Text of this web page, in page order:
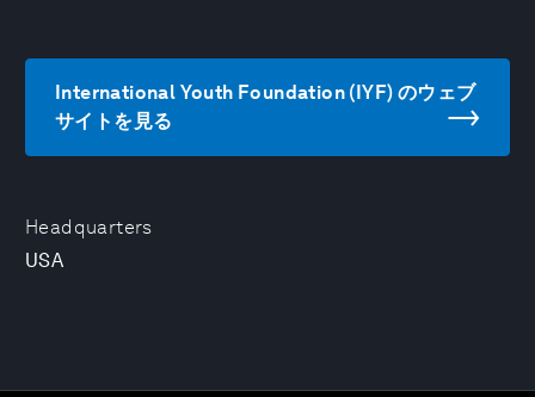
Headquarters
USA
International Youth Foundation (IYF) のウェブ
サイトを見る